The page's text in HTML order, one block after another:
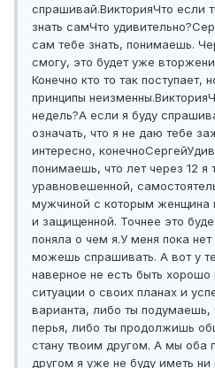
спрашивай.ВикторияЧто если
знать самЧто удивительно?
сам тебе знать, понимаешь.
смогу, это будет уже
Конечно кто то так поступает,
принципы неизменны.Виктория
недель?А если я буду
означать, что я не даю тебе
интересно, конечноСергей
понимаешь, что лет через 12 я
уравновешенной,
мужчиной с которым женщина
и защищенной. Точнее это
поняла о чем я.У меня пока
можешь спрашивать. А вот у
наверное не есть быть хорошо
ситуации о своих планах и
варианта, либо ты подумаешь,
перья, либо ты продолжишь
стану твоим другом. А мы оба
другом я уже не буду иметь